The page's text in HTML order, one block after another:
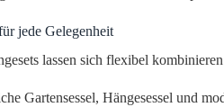
jede Gelegenheit
lassen sich flexibel
Gartensessel, Hängesessel und